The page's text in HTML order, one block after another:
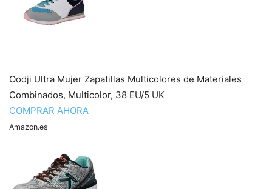
Oodji Ultra Mujer Zapatillas Multicolores de Materiales
Combinados, Multicolor, 38 EU/5 UK
COMPRAR AHORA
Amazon.es